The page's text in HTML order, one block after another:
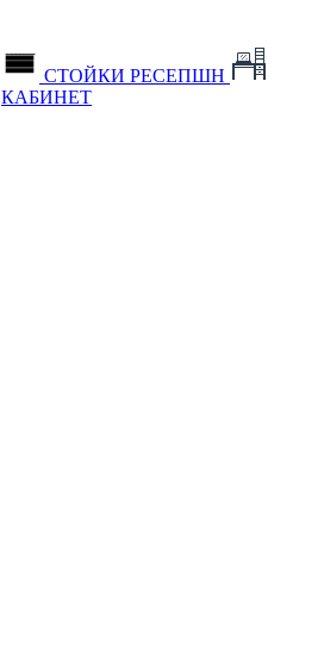
СТОЙКИ РЕСЕПШН
КАБИНЕТ